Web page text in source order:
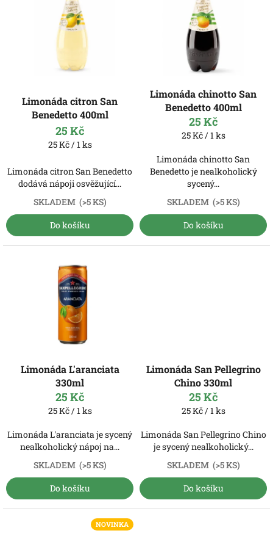
Limonáda citron San
Benedetto 400ml
25 Kč
Měrná
25 Kč / 1 ks
Limonáda citron San Benedetto
dodává nápoji osvěžující...
SKLADEM (>5 KS)
Do košíku
Limonáda chinotto San
Benedetto 400ml
25 Kč
Měrná
25 Kč / 1 ks
Limonáda chinotto San
Benedetto je nealkoholický
sycený...
SKLADEM (>5 KS)
Do košíku
Limonáda L'aranciata
330ml
25 Kč
Měrná
25 Kč / 1 ks
Limonáda L'aranciata je sycený
nealkoholický nápoj na...
SKLADEM (>5 KS)
Do košíku
Limonáda San Pellegrino
Chino 330ml
25 Kč
Měrná
25 Kč / 1 ks
Limonáda San Pellegrino Chino
je sycený nealkoholický...
SKLADEM (>5 KS)
Do košíku
NOVINKA